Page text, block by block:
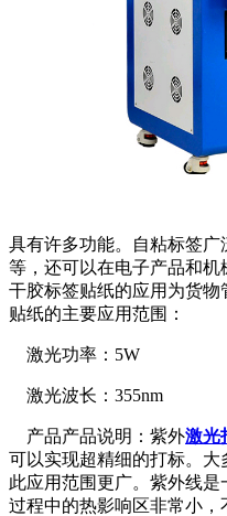
具有许多功能。自粘标签
等，还可以在电子产品和
干胶标签贴纸的应用为货
贴纸的主要应用范围：
激光功率：5W
激光波长：355nm
产品产品说明：紫外激光
可以实现超精细的打标。大
此应用范围更广。紫外线
过程中的热影响区非常小